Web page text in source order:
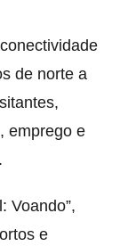
de norte a
emprego e
Voando”,
e